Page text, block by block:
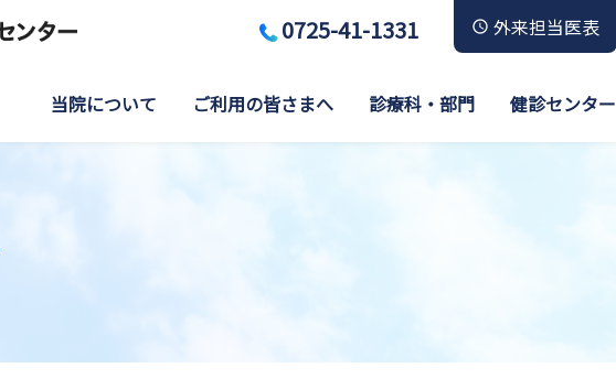
0725-41-1331 外来担当医表
当院について ご利用の皆さまへ 診療科・部門 健診センター